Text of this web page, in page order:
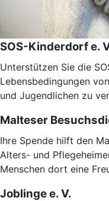
SOS-Kinderdorf e.
Unterstützen Sie die
Lebensbedingungen
und Jugendlichen zu
Malteser
Ihre Spende hilft den
Alters- und
Menschen dort eine
Joblinge e. V.